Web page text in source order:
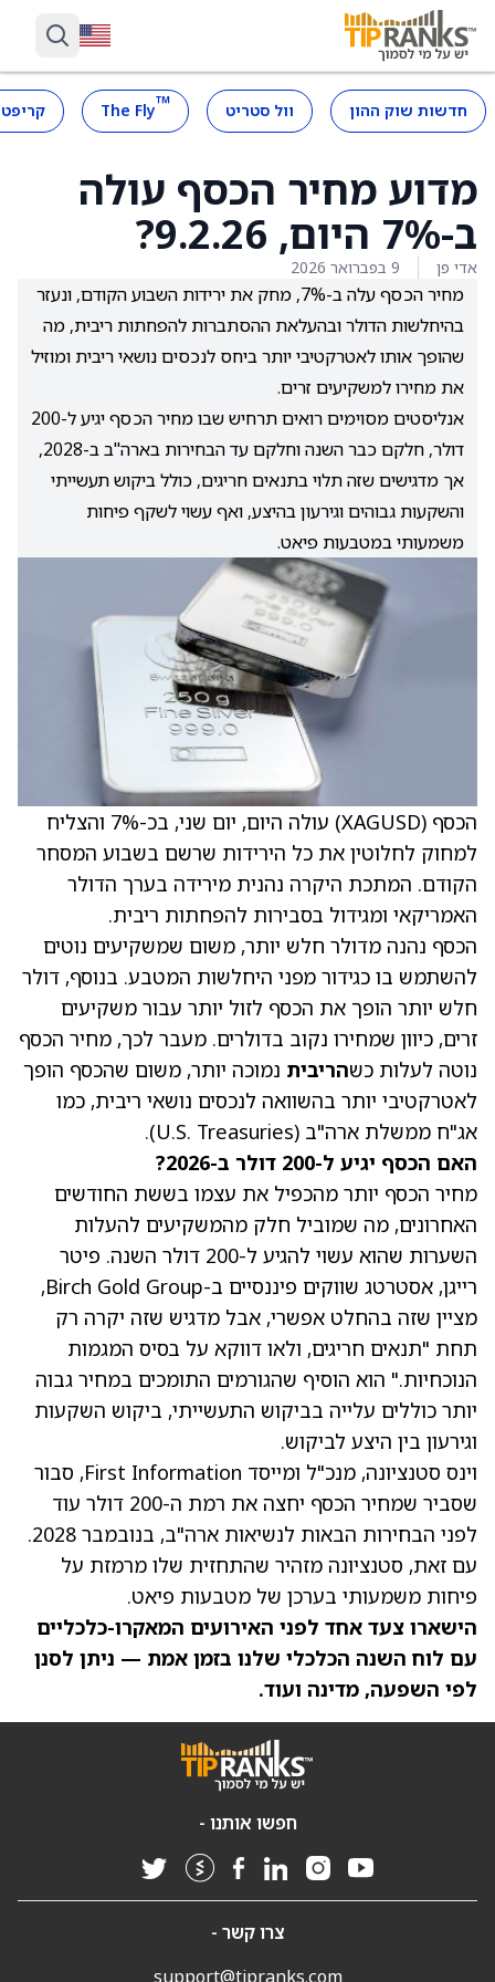
חדשות שוק ההון וול סטריט ™
The Fly
מדוע מחיר הכסף עולה
ב-7% היום, 9.2.26?
אדי פן 9 בפברואר 2026
מחיר הכסף עלה ב-7%, מחק את ירידות השבוע הקודם, ונעזר
בהיחלשות הדולר ובהעלאת ההסתברות להפחתות ריבית, מה
שהופך אותו לאטרקטיבי יותר ביחס לנכסים נושאי ריבית ומוזיל
את מחירו למשקיעים זרים.
אנליסטים מסוימים רואים תרחיש שבו מחיר הכסף יגיע ל-200
דולר, חלקם כבר השנה וחלקם עד הבחירות בארה"ב ב-2028,
אך מדגישים שזה תלוי בתנאים חריגים, כולל ביקוש תעשייתי
והשקעות גבוהים וגירעון בהיצע, ואף עשוי לשקף פיחות
משמעותי במטבעות פיאט.
הכסף (XAGUSD) עולה היום, יום שני, בכ-7% והצליח
למחוק לחלוטין את כל הירידות שרשם בשבוע המסחר
הקודם. המתכת היקרה נהנית מירידה בערך הדולר
האמריקאי ומגידול בסבירות להפחתות ריבית.
הכסף נהנה מדולר חלש יותר, משום שמשקיעים נוטים
להשתמש בו כגידור מפני היחלשות המטבע. בנוסף, דולר
חלש יותר הופך את הכסף לזול יותר עבור משקיעים
זרים, כיוון שמחירו נקוב בדולרים. מעבר לכך, מחיר הכסף
נוטה לעלות כשהריבית נמוכה יותר, משום שהכסף הופך
לאטרקטיבי יותר בהשוואה לנכסים נושאי ריבית, כמו
אג"ח ממשלת ארה"ב (U.S. Treasuries).
האם הכסף יגיע ל-200 דולר ב-2026?
מחיר הכסף יותר מהכפיל את עצמו בששת החודשים
האחרונים, מה שמוביל חלק מהמשקיעים להעלות
השערות שהוא עשוי להגיע ל-200 דולר השנה. פיטר
רייגן, אסטרטג שווקים פיננסיים ב-Birch Gold Group,
מציין שזה בהחלט אפשרי, אבל מדגיש שזה יקרה רק
תחת "תנאים חריגים, ולאו דווקא על בסיס המגמות
הנוכחיות." הוא הוסיף שהגורמים התומכים במחיר גבוה
יותר כוללים עלייה בביקוש התעשייתי, ביקוש השקעות
וגירעון בין היצע לביקוש.
וינס סטנציונה, מנכ"ל ומייסד First Information, סבור
שסביר שמחיר הכסף יחצה את רמת ה-200 דולר עוד
לפני הבחירות הבאות לנשיאות ארה"ב, בנובמבר 2028.
עם זאת, סטנציונה מזהיר שהתחזית שלו מרמזת על
פיחות משמעותי בערכן של מטבעות פיאט.
הישארו צעד אחד לפני האירועים המאקרו-כלכליים
עם לוח השנה הכלכלי שלנו בזמן אמת — ניתן לסנן
לפי השפעה, מדינה ועוד.
חפשו אותנו -
צרו קשר -
support@tipranks.com